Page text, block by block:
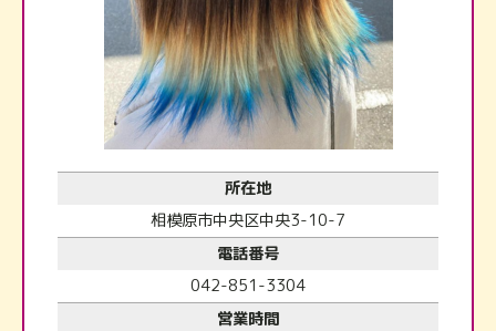
所在地
相模原市中央区中央3-10-7
電話番号
042-851-3304
営業時間